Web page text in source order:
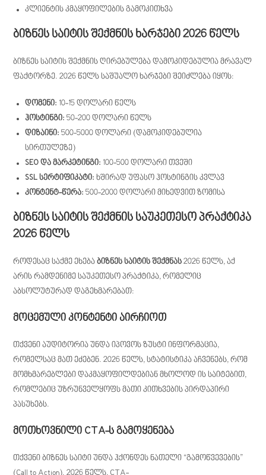
კლიენტის კმაყოფილების გამოკითხვა
ბიზნეს საიტის შექმნის ხარჯები 2026 წელს
ბიზნეს საიტის შექმნის ღირებულება დამოკიდებულია მრავალ
ფაქტორზე. 2026 წელს საშუალო ხარჯები შეიძლება იყოს:
დომენი: 10-15 დოლარი წელს
ჰოსტინგი: 50-200 დოლარი წელს
დიზაინი: 500-5000 დოლარი (დამოკიდებულია
სირთულეზე)
SEO და მარკეტინგი: 100-500 დოლარი თვეში
SSL სერტიფიკატი: ხშირად უფასო ჰოსტინგის კვლავ
კონტენტ-წერა: 500-2000 დოლარი მიხედვით ზომისა
ბიზნეს საიტის შექმნის საუკეთესო პრაქტიკა
2026 წელს
როდესაც საქმე ეხებაბიზნეს საიტის შექმნას 2026 წელს, აქ
არის რამდენიმე საუკეთესო პრაქტიკა, რომელიც
აბსოლუტურად დაგეხმარებათ:
მოცემული კონტენტი აირჩიოთ
თქვენი აუდიტორია უნდა იპოვოს ზუსტი ინფორმაცია,
რომელსაც მათ ეძებენ. 2026 წელს, სტატისტიკა აჩვენებს, რომ
მომხმარებლები დაკმაყოფილდებიან მხოლოდ ის საიტებით,
რომლებიც უზრუნველყოფს მათი კითხვების პირდაპირი
პასუხებს.
მოთხოვნილი CTA-ს გამოყენება
თქვენი ბიზნეს საიტი უნდა ჰქონდეს ნათელი “გამოწვევების”
(Call to Action). 2026 წელს, CTA-